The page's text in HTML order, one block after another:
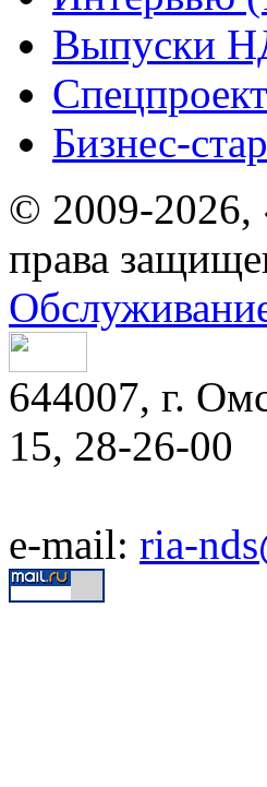
Выпуски
Бизнес-
© 2009-
права
644007, г.
15, 28-26-00
e-mail: ria-